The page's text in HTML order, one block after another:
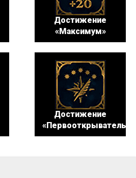
Достижение
«Максимум»
Достижение
«Первооткрыватель»